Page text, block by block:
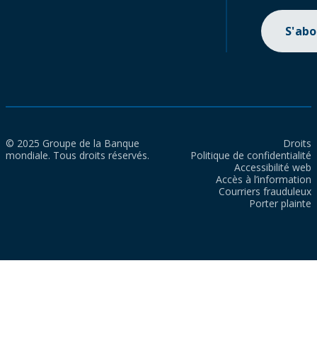
© 2025 Groupe de la Banque
mondiale. Tous droits réservés.
Droits
Politique de confidentialité
Accessibilité web
Accès à l’information
Courriers frauduleux
Porter plainte